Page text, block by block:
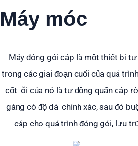
Máy móc
Máy đóng gói cáp là một thiết bị
trong các giai đoạn cuối của quá
cốt lõi của nó là tự động quấn cáp
gàng có độ dài chính xác, sau đó
cáp cho quá trình đóng gói, lưu